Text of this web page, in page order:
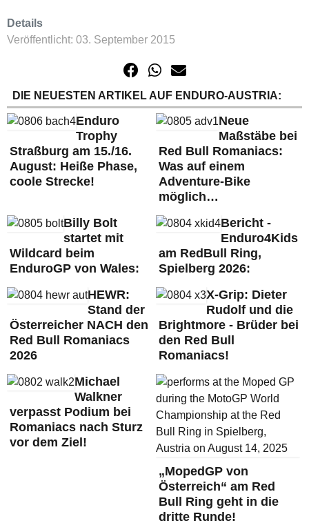
Details
Veröffentlicht: 03. September 2015
DIE NEUESTEN ARTIKEL AUF ENDURO-AUSTRIA:
Enduro
Trophy
Straßburg am 15./16.
August: Heiße Phase,
coole Strecke!
Neue
Maßstäbe bei
Red Bull Romaniacs:
Was auf einem
Adventure-Bike
möglich…
Billy Bolt
startet mit
Wildcard beim
EnduroGP von Wales:
Bericht -
Enduro4Kids
am RedBull Ring,
Spielberg 2026:
HEWR:
Stand der
Österreicher NACH den
Red Bull Romaniacs
2026
X-Grip: Dieter
Rudolf und die
Brightmore - Brüder bei
den Red Bull
Romaniacs!
Michael
Walkner
verpasst Podium bei
Romaniacs nach Sturz
vor dem Ziel!
„MopedGP von
Österreich“ am Red
Bull Ring geht in die
dritte Runde!